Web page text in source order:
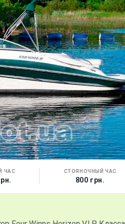
ЧАС СТОЯНОЧНЫЙ ЧАС
800 грн.